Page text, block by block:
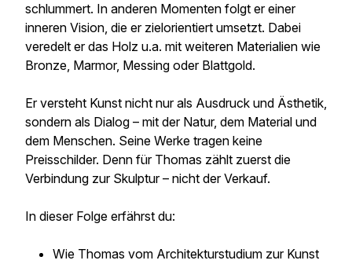
schlummert. In anderen Momenten folgt er einer
inneren Vision, die er zielorientiert umsetzt. Dabei
veredelt er das Holz u.a. mit weiteren Materialien wie
Bronze, Marmor, Messing oder Blattgold.
Er versteht Kunst nicht nur als Ausdruck und Ästhetik,
sondern als Dialog – mit der Natur, dem Material und
dem Menschen. Seine Werke tragen keine
Preisschilder. Denn für Thomas zählt zuerst die
Verbindung zur Skulptur – nicht der Verkauf.
In dieser Folge erfährst du:
Wie Thomas vom Architekturstudium zur Kunst